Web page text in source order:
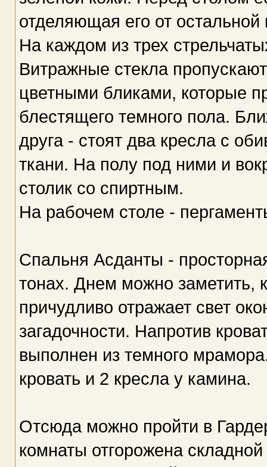
отделяющая его от остальной
На каждом из трех
Витражные стекла
цветными бликами, которые
блестящего темного пола.
друга - стоят два кресла с
ткани. На полу под ними и
столик со спиртным.
На рабочем столе -
Спальня Асданты -
тонах. Днем можно заметить,
причудливо отражает свет
загадочности. Напротив
выполнен из темного
кровать и 2 кресла у камина.
Отсюда можно пройти в
комнаты отгорожена